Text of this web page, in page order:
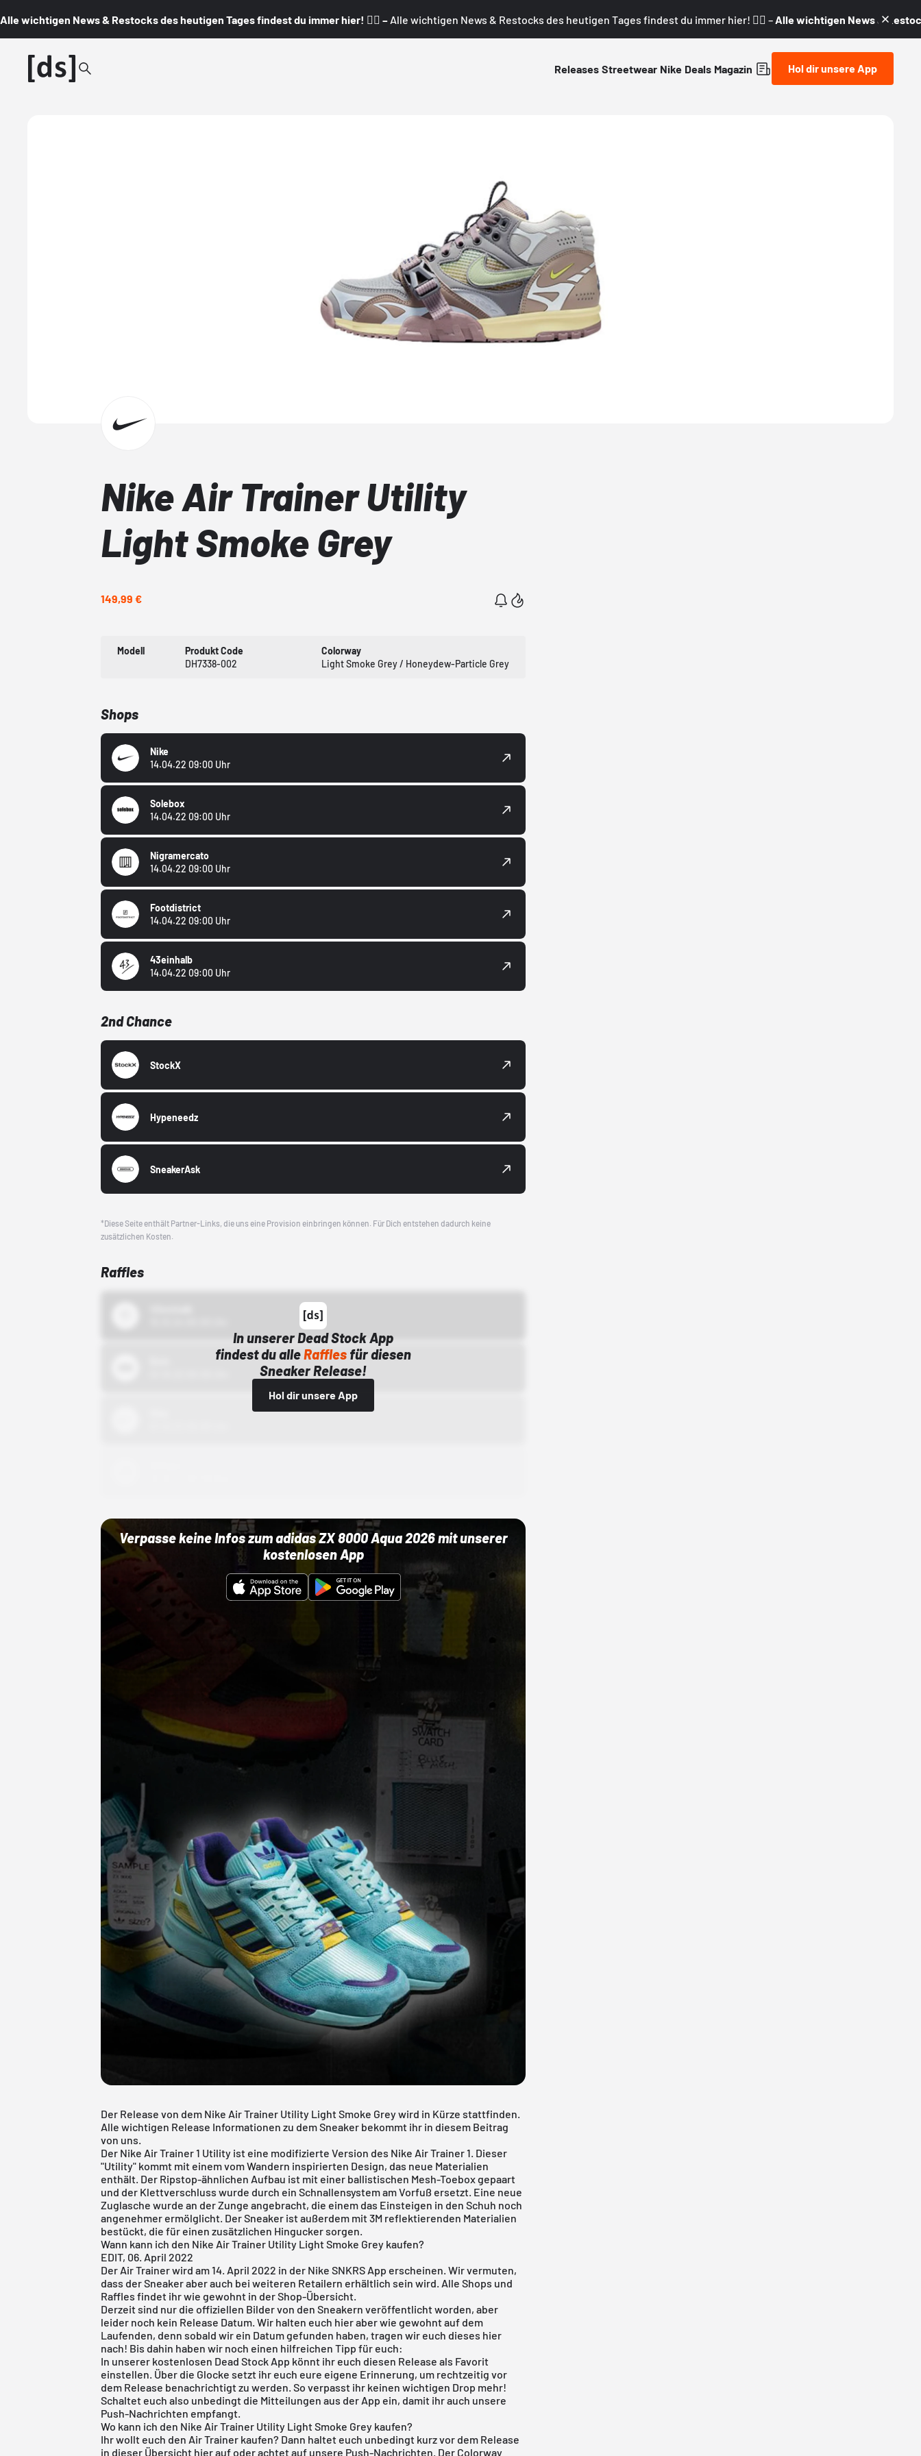
Alle wichtigen News & Restocks des heutigen Tages findest du immer hier! 👇🏼 – Alle wichtigen News & Restocks des heutigen Tages findest du immer hier! 👇🏼 – Alle wichtigen News &
Releases Streetwear Nike Deals Magazin Hol dir unsere App
Nike Air Trainer Utility
Light Smoke Grey
149,99 €
Modell
Produkt Code
DH7338-002
Colorway
Light Smoke Grey / Honeydew-Particle Grey
Shops
Nike
14.04.22 09:00 Uhr
Solebox
14.04.22 09:00 Uhr
Nigramercato
14.04.22 09:00 Uhr
Footdistrict
14.04.22 09:00 Uhr
43einhalb
14.04.22 09:00 Uhr
2nd Chance
StockX
Hypeneedz
SneakerAsk
*Diese Seite enthält Partner-Links, die uns eine Provision einbringen können. Für Dich entstehen dadurch keine
zusätzlichen Kosten.
Raffles
In unserer Dead Stock App
findest du alleRaffles für diesen
Sneaker Release!
Hol dir unsere App
Verpasse keine Infos zum adidas ZX 8000 Aqua 2026 mit unserer
kostenlosen App
Der Release von dem Nike Air Trainer Utility Light Smoke Grey wird in Kürze stattfinden.
Alle wichtigen Release Informationen zu dem Sneaker bekommt ihr in diesem Beitrag
von uns.
Der Nike Air Trainer 1 Utility ist eine modifizierte Version des Nike Air Trainer 1. Dieser
"Utility" kommt mit einem vom Wandern inspirierten Design, das neue Materialien
enthält. Der Ripstop-ähnlichen Aufbau ist mit einer ballistischen Mesh-Toebox gepaart
und der Klettverschluss wurde durch ein Schnallensystem am Vorfuß ersetzt. Eine neue
Zuglasche wurde an der Zunge angebracht, die einem das Einsteigen in den Schuh noch
angenehmer ermölglicht. Der Sneaker ist außerdem mit 3M reflektierenden Materialien
bestückt, die für einen zusätzlichen Hingucker sorgen.
Wann kann ich den Nike Air Trainer Utility Light Smoke Grey kaufen?
EDIT, 06. April 2022
Der Air Trainer wird am 14. April 2022 in der Nike SNKRS App erscheinen. Wir vermuten,
dass der Sneaker aber auch bei weiteren Retailern erhältlich sein wird. Alle Shops und
Raffles findet ihr wie gewohnt in der Shop-Übersicht.
Derzeit sind nur die offiziellen Bilder von den Sneakern veröffentlicht worden, aber
leider noch kein Release Datum. Wir halten euch hier aber wie gewohnt auf dem
Laufenden, denn sobald wir ein Datum gefunden haben, tragen wir euch dieses hier
nach! Bis dahin haben wir noch einen hilfreichen Tipp für euch:
In unserer kostenlosen Dead Stock App könnt ihr euch diesen Release als Favorit
einstellen. Über die Glocke setzt ihr euch eure eigene Erinnerung, um rechtzeitig vor
dem Release benachrichtigt zu werden. So verpasst ihr keinen wichtigen Drop mehr!
Schaltet euch also unbedingt die Mitteilungen aus der App ein, damit ihr auch unsere
Push-Nachrichten empfangt.
Wo kann ich den Nike Air Trainer Utility Light Smoke Grey kaufen?
Ihr wollt euch den Air Trainer kaufen? Dann haltet euch unbedingt kurz vor dem Release
in dieser Übersicht hier auf oder achtet auf unsere Push-Nachrichten. Der Colorway